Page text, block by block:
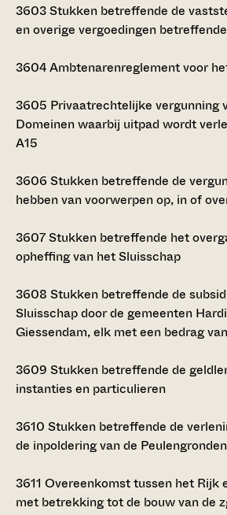
3603Stukken betreffende de
en overige vergoedingen
3604Ambtenarenreglement voor
3605 Privaatrechtelijke vergunning
Domeinen waarbij uitpad wordt
A15
3606 Stukken betreffende de
hebben van voorwerpen op, in of
3607Stukken betreffende het
opheffing van het Sluisschap
3608 Stukken betreffende de
Sluisschap door de gemeenten
Giessendam, elk met een bedrag
3609 Stukken betreffende de
instanties en particulieren
3610 Stukken betreffende de
de inpoldering van de Peulengronden
3611 Overeenkomst tussen het Rijk
met betrekking tot de bouw van de